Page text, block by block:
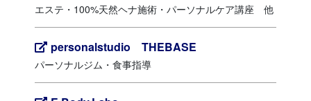
エステ・100%天然ヘナ施術・パーソナルケア講座 他
personalstudio THEBASE
パーソナルジム・食事指導